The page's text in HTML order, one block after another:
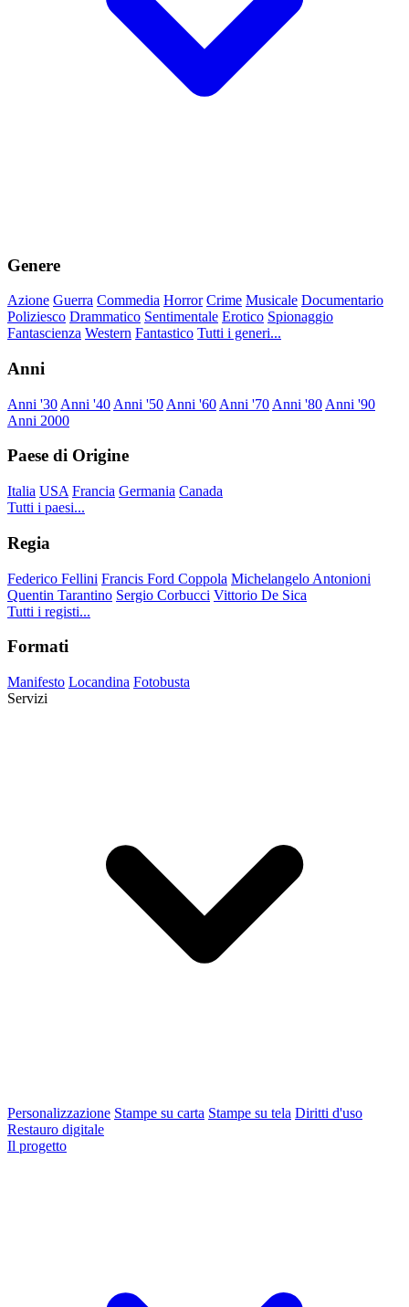
Genere
Azione Guerra Commedia Horror Crime Musicale Documentario
Poliziesco Drammatico Sentimentale Erotico Spionaggio
Fantascienza Western Fantastico Tutti i generi...
Anni
Anni '30 Anni '40 Anni '50 Anni '60 Anni '70 Anni '80 Anni '90
Anni 2000
Paese di Origine
Italia USA Francia Germania Canada
Tutti i paesi...
Regia
Federico Fellini Francis Ford Coppola Michelangelo Antonioni
Quentin Tarantino Sergio Corbucci Vittorio De Sica
Tutti i registi...
Formati
Manifesto Locandina Fotobusta
Servizi
Personalizzazione Stampe su carta Stampe su tela Diritti d'uso
Restauro digitale
Il progetto